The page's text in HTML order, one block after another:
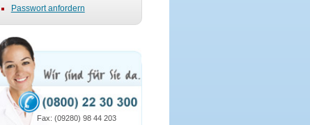
Passwort anfordern
Fax: (09280) 98 44 203